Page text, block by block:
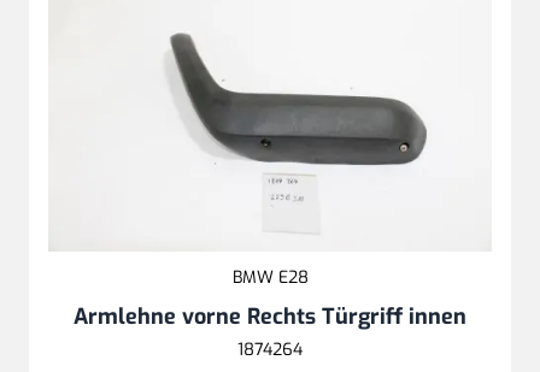
BMW E28
Armlehne vorne Rechts Türgriff innen
1874264